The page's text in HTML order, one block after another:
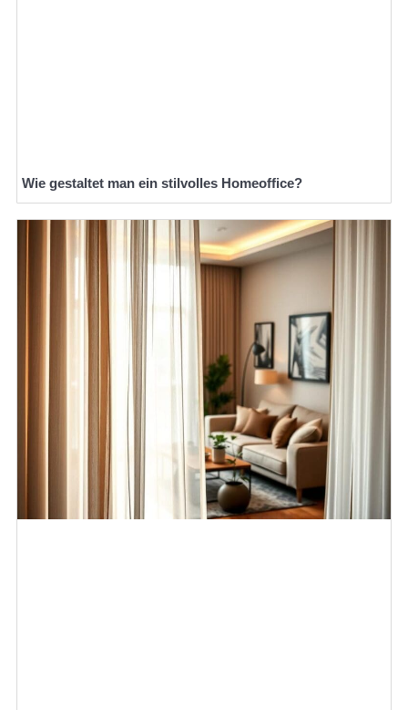
Wie gestaltet man ein stilvolles Homeoffice?